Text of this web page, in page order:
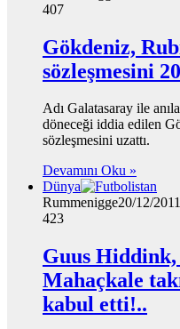
407
Gökdeniz,
sözleşmesini
Adı Galatasaray ile
döneceği iddia edilen
sözleşmesini uzattı.
Devamını Oku »
Dünya
Rummenigge20/12/2011
423
Guus Hiddink,
Mahaçkale
kabul etti!..